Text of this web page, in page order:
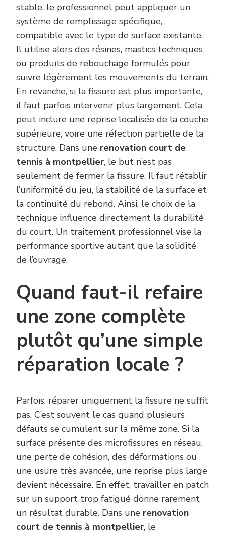
stable, le professionnel peut appliquer un
système de remplissage spécifique,
compatible avec le type de surface existante.
Il utilise alors des résines, mastics techniques
ou produits de rebouchage formulés pour
suivre légèrement les mouvements du terrain.
En revanche, si la fissure est plus importante,
il faut parfois intervenir plus largement. Cela
peut inclure une reprise localisée de la couche
supérieure, voire une réfection partielle de la
structure. Dans une renovation court de
tennis à montpellier, le but n’est pas
seulement de fermer la fissure. Il faut rétablir
l’uniformité du jeu, la stabilité de la surface et
la continuité du rebond. Ainsi, le choix de la
technique influence directement la durabilité
du court. Un traitement professionnel vise la
performance sportive autant que la solidité
de l’ouvrage.
Quand faut-il refaire
une zone complète
plutôt qu’une simple
réparation locale ?
Parfois, réparer uniquement la fissure ne suffit
pas. C’est souvent le cas quand plusieurs
défauts se cumulent sur la même zone. Si la
surface présente des microfissures en réseau,
une perte de cohésion, des déformations ou
une usure très avancée, une reprise plus large
devient nécessaire. En effet, travailler en patch
sur un support trop fatigué donne rarement
un résultat durable. Dans une renovation
court de tennis à montpellier, le